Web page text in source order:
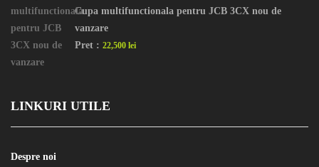
Cupa multifunctionala pentru JCB 3CX nou de
vanzare
Pret : 22,500 lei
LINKURI UTILE
Despre noi